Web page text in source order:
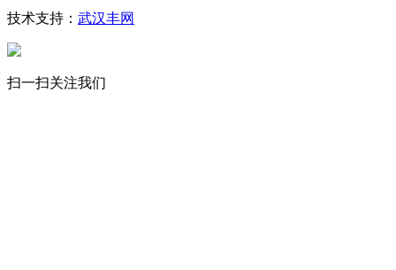
技术支持： 武汉丰网
扫一扫关注我们